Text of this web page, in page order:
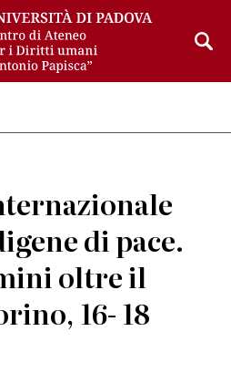
di pace.
oltre il
16- 18